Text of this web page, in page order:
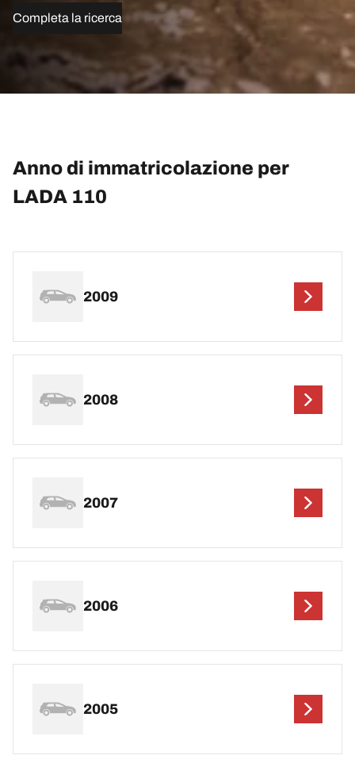
Completa la ricerca
Anno di immatricolazione per
LADA 110
2009
2008
2007
2006
2005